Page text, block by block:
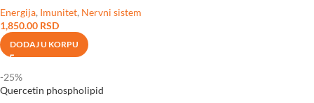
Energija, Imunitet, Nervni sistem
1,850.00 RSD
DODAJ U KORPU
-25%
Quercetin phospholipid